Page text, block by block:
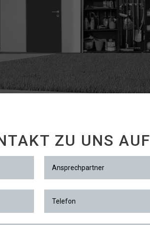
ZU UNS AUF